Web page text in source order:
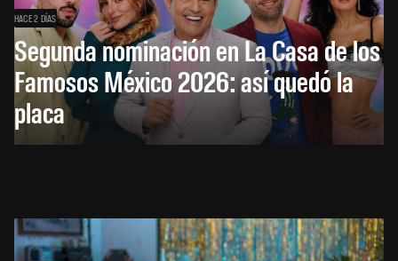
HACE 2 DÍAS
Segunda nominación en La Casa de los
Famosos México 2026: así quedó la
placa